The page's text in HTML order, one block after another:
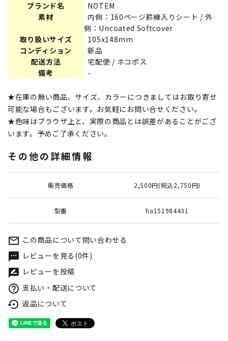
ブランド名
NOTEM
素材
内側：160ページ罫線入りシート / 外
側：Uncoated Softcover
取り扱いサイズ
105x148mm
コンディション
新品
配送方法
宅配便 / ネコポス
備考
-
★在庫の無い商品、サイズ、カラーにつきましてはお取り寄せ
可能な場合もございます。お気軽にお問い合せください。
★色味はブラウザ上と、実際の商品とは誤差があることがござ
います。予めご了承ください。
その他の詳細情報
販売価格 2,500円(税込2,750円)
型番 ha151984431
mail_outline この商品について問い合わせる
textsms レビューを見る(0件)
rate_review レビューを投稿
help_outline 支払い・配送について
settings_backup_restore 返品について